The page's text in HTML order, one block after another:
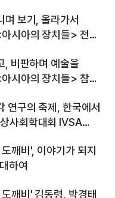
보기, 올라가서
시아의 장치들> 전시
, 비판하며 예술을
시아의 장치들> 참여
연구의 축제, 한국에서
사회학대회 IVSA
깨비', 이야기가 되지
하여
깨비' 김동령, 박경태